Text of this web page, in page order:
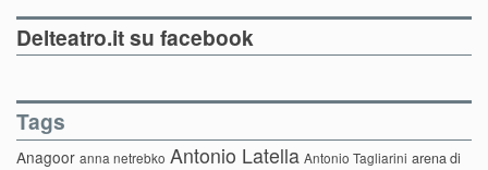
Delteatro.it su facebook
Tags
Anagoor anna netrebko Antonio Latella Antonio Tagliarini arena di